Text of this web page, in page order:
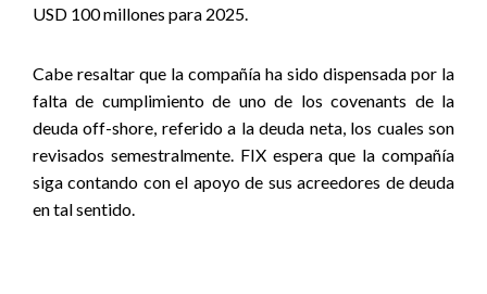
USD 100 millones para 2025.
Cabe resaltar que la compañía ha sido dispensada por la
falta de cumplimiento de uno de los covenants de la
deuda off-shore, referido a la deuda neta, los cuales son
revisados semestralmente. FIX espera que la compañía
siga contando con el apoyo de sus acreedores de deuda
en tal sentido.